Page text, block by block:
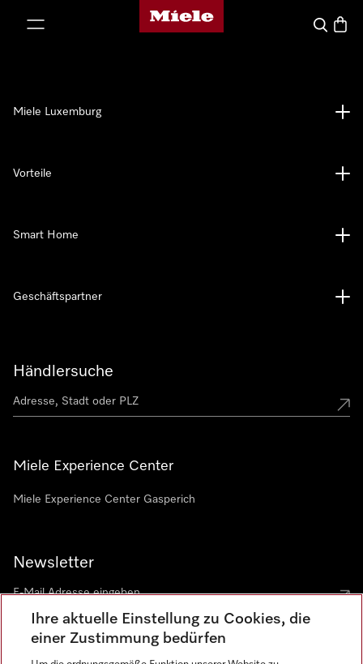
Miele-Homepage
Suche
Händlersuche
Miele Experience Center
Miele Experience Center Gasperich
Newsletter
Miele Luxemburg
Vorteile
Smart Home
Geschäftspartner
Ihre aktuelle Einstellung zu Cookies, die
einer Zustimmung bedürfen